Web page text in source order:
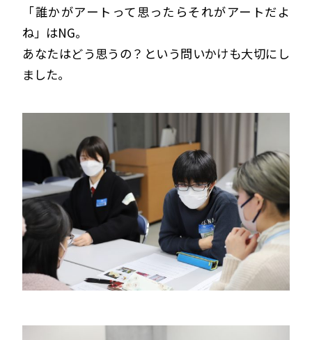
「誰かがアートって思ったらそれがアートだよ
ね」はNG。
あなたはどう思うの？という問いかけも大切にし
ました。